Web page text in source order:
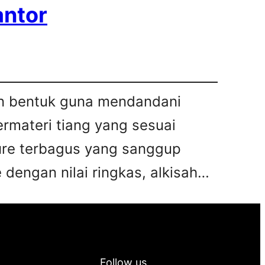
bentuk guna mendandani
tiang yang sesuai
terbagus yang sanggup
nilai ringkas, alkisah…
Follow us